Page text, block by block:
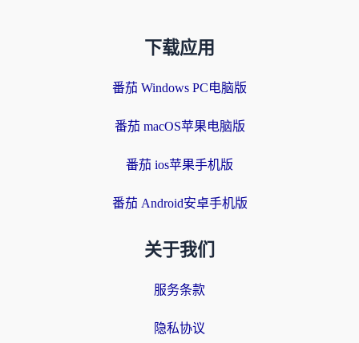
下载应用
番茄 Windows PC电脑版
番茄 macOS苹果电脑版
番茄 ios苹果手机版
番茄 Android安卓手机版
关于我们
服务条款
隐私协议